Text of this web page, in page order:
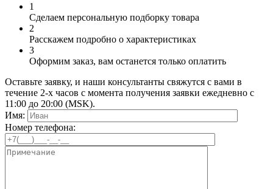
1
Сделаем персональную подборку товара
2
Расскажем подробно о характеристиках
3
Оформим заказ, вам останется только оплатить
Оставьте заявку, и наши консультанты свяжутся с вами в
течение 2-х часов с момента получения заявки ежедневно с
11:00 до 20:00 (MSK).
Имя:
Номер телефона: